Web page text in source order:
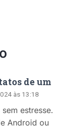
de um
às 13:18
estresse.
Android ou